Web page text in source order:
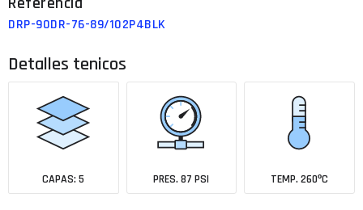
DRP-90DR-76-89/102P4BLK
Detalles tenicos
CAPAS: 5 PRES. 87 PSI TEMP. 260ºC